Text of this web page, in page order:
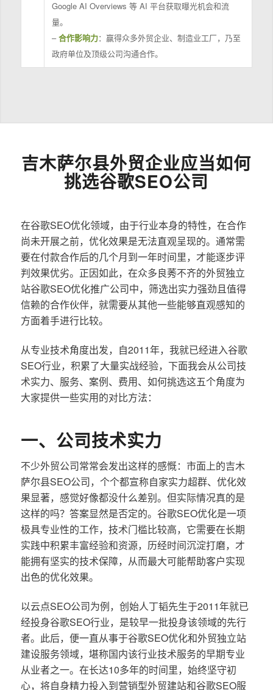
Google AI Overviews 等 AI 平台获取曝光机会和流
量。
–合作影响力：赢得众多外贸企业、制造业工厂，乃至
政府单位及顶级公司沟通合作。
吉木萨尔县外贸企业应当如何
挑选谷歌SEO公司
在谷歌SEO优化领域，由于行业本身的特性，在合作
尚未开展之前，优化效果是无法直观呈现的。通常需
要在付款合作后的几个月到一年时间里，才能逐步评
判效果优劣。正因如此，在众多良莠不齐的外贸独立
站谷歌SEO优化推广公司中，筛选出实力强劲且值得
信赖的合作伙伴，就需要从其他一些能够直观感知的
方面着手进行比较。
从专业技术角度出发，自2011年，我就已经进入谷歌
SEO行业，积累了大量实战经验，下面我会从公司技
术实力、服务、案例、费用、如何挑选这五个角度为
大家提供一些实用的对比方法：
一、公司技术实力
不少外贸公司常常会发出这样的感慨：市面上的吉木
萨尔县SEO公司，个个都宣称自家实力超群、优化效
果显著，感觉好像都没什么差别。但实际情况真的是
这样的吗？答案显然是否定的。谷歌SEO优化是一项
极具专业性的工作，技术门槛比较高，它需要在长期
实践中积累丰富经验和资源，历经时间沉淀打磨，才
能拥有坚实的技术保障，从而最大可能帮助客户实现
出色的优化效果。
以云点SEO公司为例，创始人丁韬先生于2011年就已
经投身谷歌SEO行业，是较早一批投身该领域的先行
者。此后，便一直从事于谷歌SEO优化和外贸独立站
建设服务领域，堪称国内该行业技术服务的早期专业
从业者之一。在长达10多年的时间里，始终坚守初
心，将自身精力投入到营销型外贸建站和谷歌SEO服